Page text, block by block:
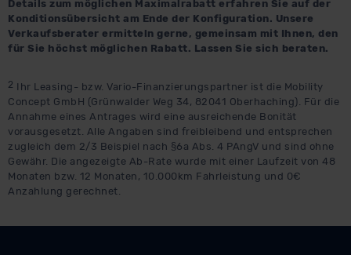
Datenschutzerklärung|Impressum
Details zum möglichen Maximalrabatt erfahren Sie auf der
Konditionsübersicht am Ende der Konfiguration. Unsere
Verkaufsberater ermitteln gerne, gemeinsam mit Ihnen, den
für Sie höchst möglichen Rabatt. Lassen Sie sich beraten.
2 Ihr Leasing- bzw. Vario-Finanzierungspartner ist die Mobility
Concept GmbH (Grünwalder Weg 34, 82041 Oberhaching). Für die
Annahme eines Antrages wird eine ausreichende Bonität
vorausgesetzt. Alle Angaben sind freibleibend und entsprechen
zugleich dem 2/3 Beispiel nach §6a Abs. 4 PAngV und sind ohne
Gewähr. Die angezeigte Ab-Rate wurde mit einer Laufzeit von 48
Monaten bzw. 12 Monaten, 10.000km Fahrleistung und 0€
Anzahlung gerechnet.